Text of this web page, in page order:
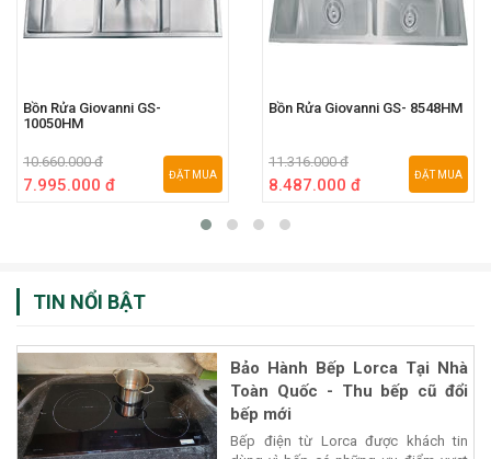
Bồn Rửa Giovanni GS-
10050HM
10.660.000 đ
7.995.000 đ
ĐẶT MUA
Bồn Rửa Giovanni GS- 8548HM
11.316.000 đ
8.487.000 đ
ĐẶT MUA
TIN NỔI BẬT
Bảo Hành Bếp Lorca Tại Nhà
Toàn Quốc - Thu bếp cũ đổi
bếp mới
Bếp điện từ Lorca được khách tin